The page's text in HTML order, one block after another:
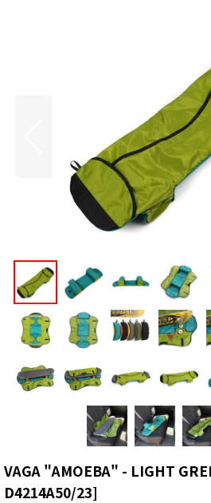
VAGA "AMOEBA" - LIGHT
D4214A50/23]